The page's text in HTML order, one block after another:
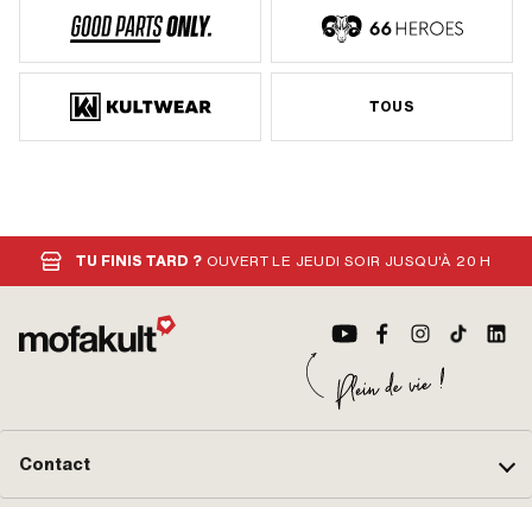
TOUS
TU FINIS TARD ? OUVERT LE JEUDI SOIR JUSQU'À 20 H
Contact